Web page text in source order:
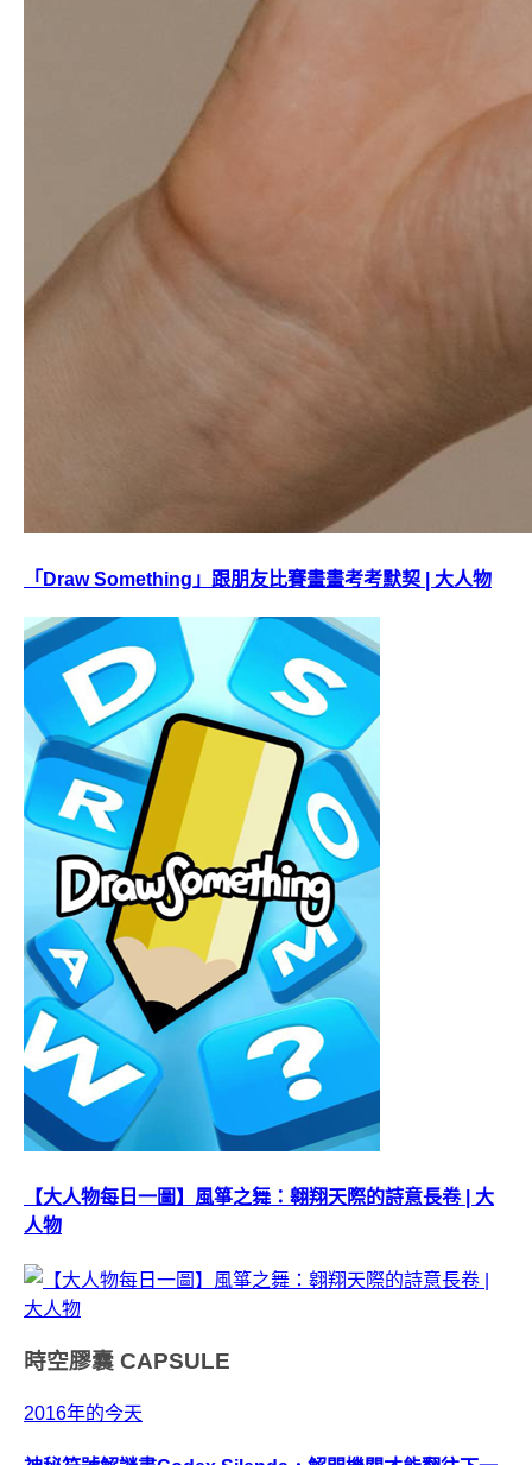
「Draw Something」跟朋友比賽畫畫考考默契 | 大人物
【大人物每日一圖】風箏之舞：翱翔天際的詩意長卷 | 大
人物
時空膠囊 CAPSULE
2016年的今天